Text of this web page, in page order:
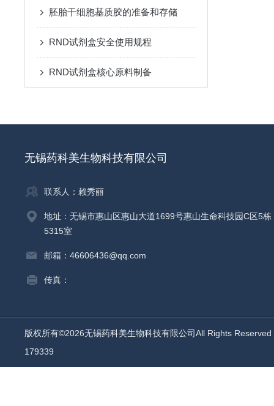
胚胎干细胞基质胶的准备和存储
RND试剂盒安全使用规程
RND试剂盒核心原料制备
无锡药科美生物科技有限公司
联系人：赖秀丽
地址：无锡市惠山区惠山大道1699号惠山生命科技园C区5栋
5315室
邮箱：46606436@qq.com
传真：
版权所有©2026无锡药科美生物科技有限公司All Rights
179339